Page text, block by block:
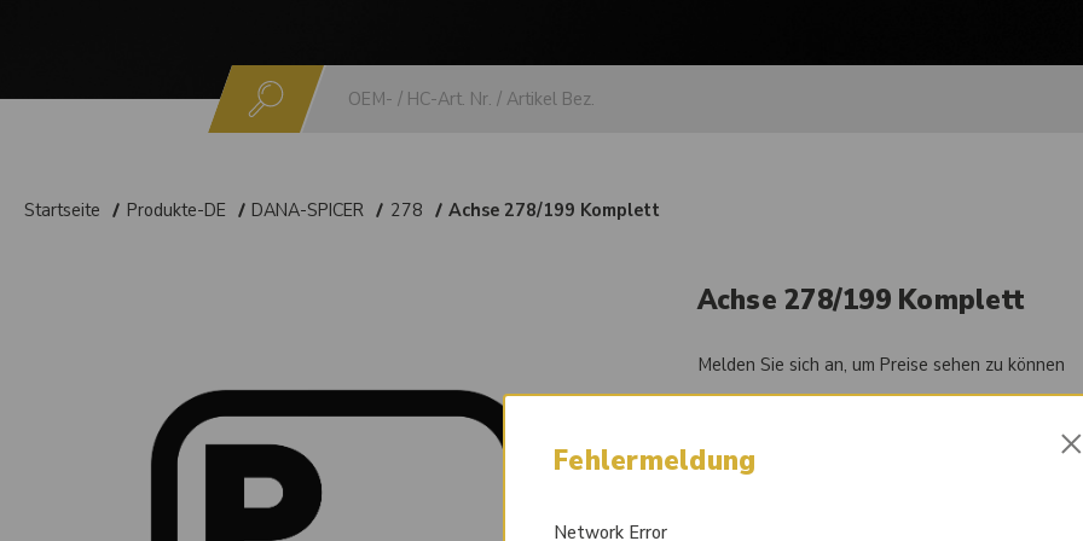
Startseite Produkte-DE DANA-SPICER 278 Achse 278/199 Komplett
Achse 278/199 Komplett
Melden Sie sich an, um Preise sehen zu können
84053846
Fehlermeldung
Network Error